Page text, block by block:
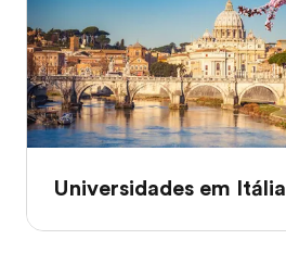
Universidades em Itália